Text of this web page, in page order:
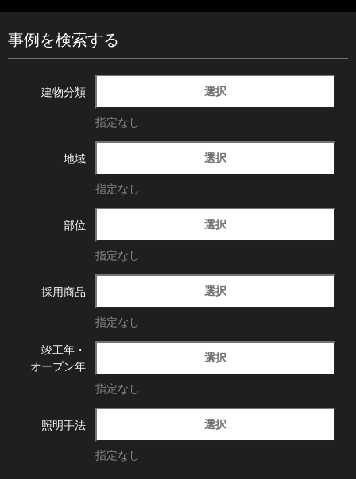
事例を検索する
建物分類 選択
指定なし
地域 選択
指定なし
部位 選択
指定なし
採用商品 選択
指定なし
竣工年・
オープン年
選択
指定なし
照明手法 選択
指定なし